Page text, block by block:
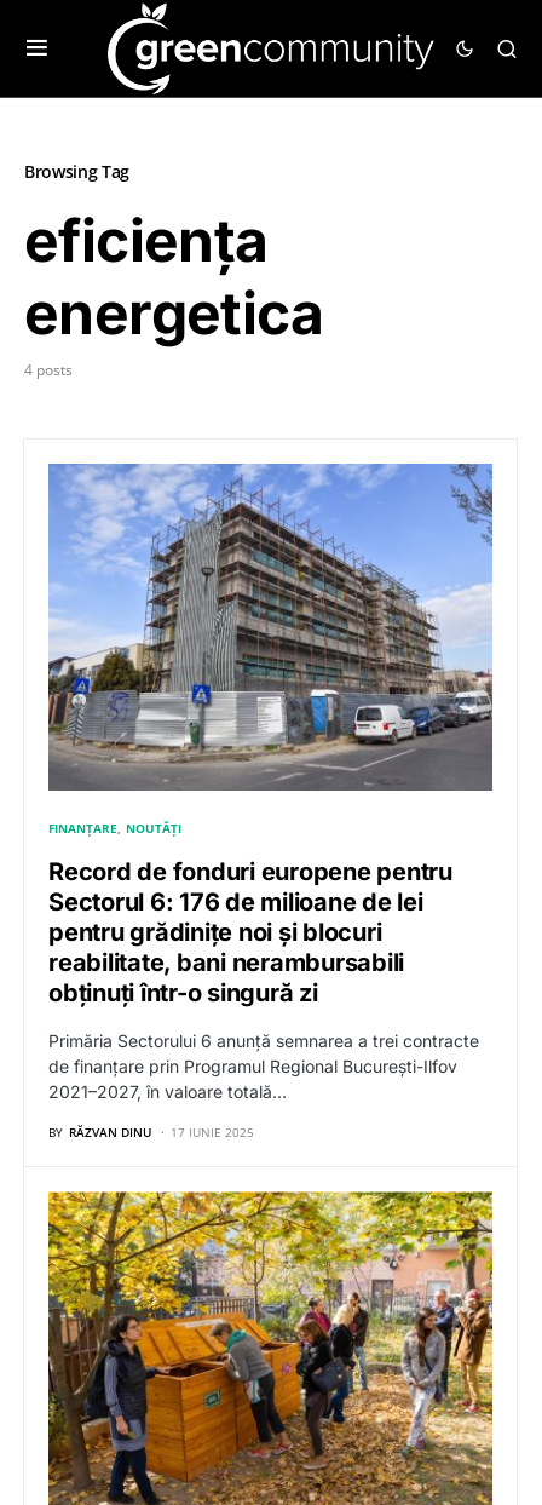
Browsing Tag
eficiența
energetica
4 posts
FINANȚARE NOUTĂȚI
Record de fonduri europene pentru
Sectorul 6: 176 de milioane de lei
pentru grădinițe noi și blocuri
reabilitate, bani nerambursabili
obținuți într-o singură zi
Primăria Sectorului 6 anunță semnarea a trei contracte
de finanțare prin Programul Regional București-Ilfov
2021–2027, în valoare totală…
BY RĂZVAN DINU 17 IUNIE 2025